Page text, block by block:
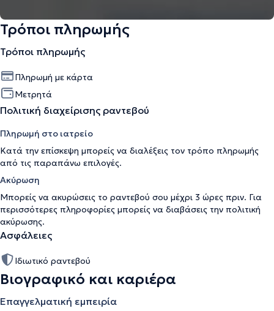
Τρόποι πληρωμής
Τρόποι πληρωμής
Πληρωμή με κάρτα
Μετρητά
Πολιτική διαχείρισης ραντεβού
Πληρωμή στο ιατρείο
Κατά την επίσκεψη μπορείς να διαλέξεις τον τρόπο πληρωμής
από τις παραπάνω επιλογές.
Ακύρωση
Μπορείς να ακυρώσεις το ραντεβού σου μέχρι 3 ώρες πριν. Για
περισσότερες πληροφορίες μπορείς να διαβάσεις την πολιτική
ακύρωσης.
Ασφάλειες
Ιδιωτικό ραντεβού
Βιογραφικό και καριέρα
Επαγγελματική εμπειρία